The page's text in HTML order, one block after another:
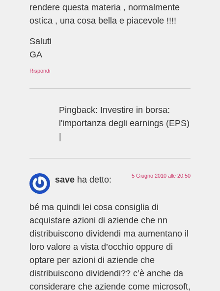
rendere questa materia , normalmente
ostica , una cosa bella e piacevole !!!!
Saluti
GA
Rispondi
Pingback: Investire in borsa:
l'importanza degli earnings (EPS)
|
save ha detto: 5 Giugno 2010 alle 20:50
bé ma quindi lei cosa consiglia di
acquistare azioni di aziende che nn
distribuiscono dividendi ma aumentano il
loro valore a vista d’occhio oppure di
optare per azioni di aziende che
distribuiscono dividendi?? c’è anche da
considerare che aziende come microsoft,